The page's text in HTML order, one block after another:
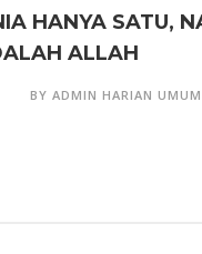
HANYA SATU,
ALLAH
BY ADMIN HARIAN UMUM